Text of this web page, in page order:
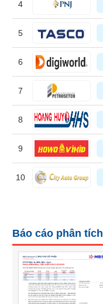
Tâm
lý
thị
trường
4
5
6
7
8
9
10
Báo cáo phân tích
TIÊU
DÙNG
KHÔNG
THIẾT
YẾU
TIÊU
DÙNG
CHĂM
SÓC
SỨC
KHỎE